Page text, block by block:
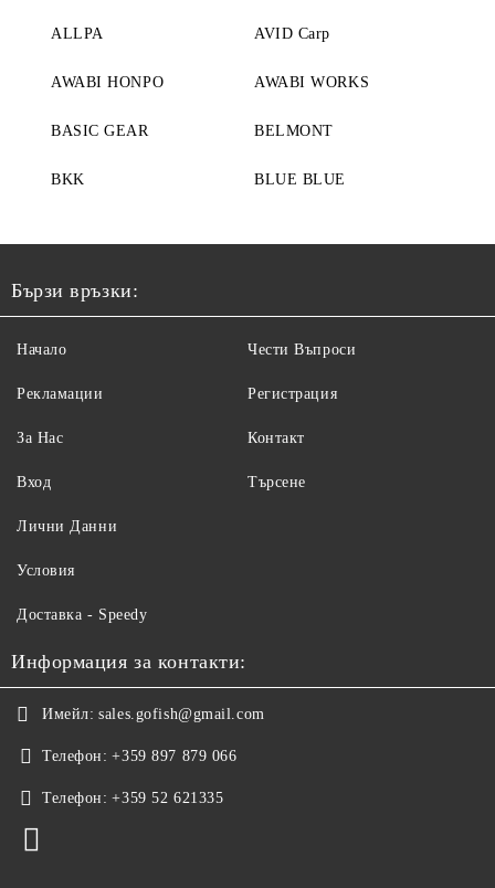
ALLPA AVID Carp
AWABI HONPO AWABI WORKS
BASIC GEAR BELMONT
BKK BLUE BLUE
Бързи връзки:
Начало
Рекламации
За Нас
Вход
Чести Въпроси
Регистрация
Контакт
Търсене
Лични Данни
Условия
Доставка - Speedy
Информация за контакти:
Имейл: sales.gofish@gmail.com
Телефон: +359 897 879 066
Телефон: +359 52 621335